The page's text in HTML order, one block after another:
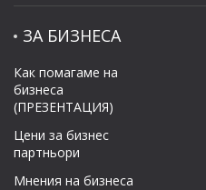
ЗА БИЗНЕСА
Как помагаме на
бизнеса
(ПРЕЗЕНТАЦИЯ)
Цени за бизнес
партньори
Мнения на бизнеса